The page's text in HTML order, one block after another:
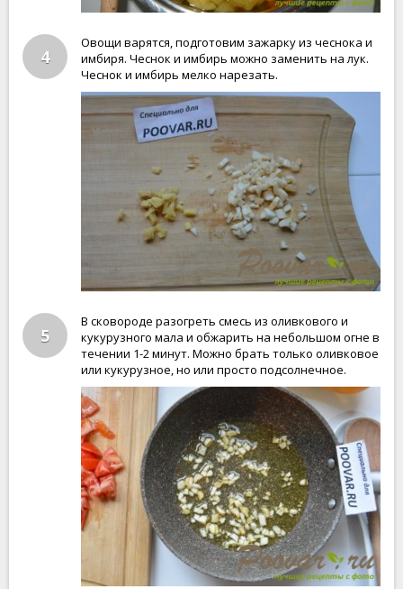
4
Овощи варятся, подготовим зажарку из чеснока и
имбиря. Чеснок и имбирь можно заменить на лук.
Чеснок и имбирь мелко нарезать.
5
В сковороде разогреть смесь из оливкового и
кукурузного мала и обжарить на небольшом огне в
течении 1-2 минут. Можно брать только оливковое
или кукурузное, но или просто подсолнечное.